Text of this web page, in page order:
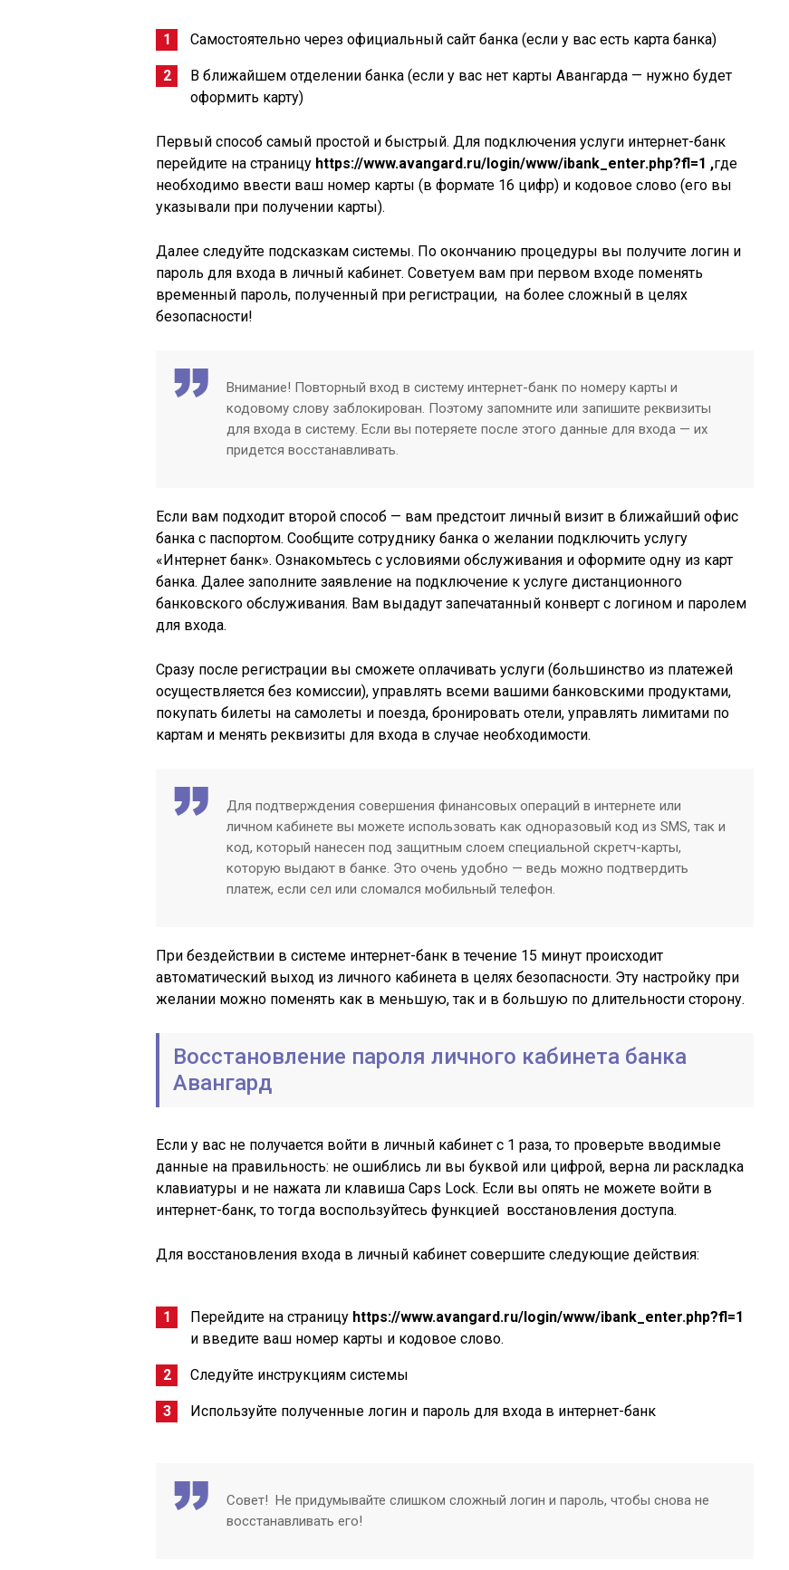
Самостоятельно через официальный сайт банка (если у вас есть карта банка)
В ближайшем отделении банка (если у вас нет карты Авангарда — нужно будет
оформить карту)
Первый способ самый простой и быстрый. Для подключения услуги интернет-банк
перейдите на страницу https://www.avangard.ru/login/www/ibank_enter.php?fl=1 ,где
необходимо ввести ваш номер карты (в формате 16 цифр) и кодовое слово (его вы
указывали при получении карты).
Далее следуйте подсказкам системы. По окончанию процедуры вы получите логин и
пароль для входа в личный кабинет. Советуем вам при первом входе поменять
временный пароль, полученный при регистрации, на более сложный в целях
безопасности!
Внимание! Повторный вход в систему интернет-банк по номеру карты и
кодовому слову заблокирован. Поэтому запомните или запишите реквизиты
для входа в систему. Если вы потеряете после этого данные для входа — их
придется восстанавливать.
Если вам подходит второй способ — вам предстоит личный визит в ближайший офис
банка с паспортом. Сообщите сотруднику банка о желании подключить услугу
«Интернет банк». Ознакомьтесь с условиями обслуживания и оформите одну из карт
банка. Далее заполните заявление на подключение к услуге дистанционного
банковского обслуживания. Вам выдадут запечатанный конверт с логином и паролем
для входа.
Сразу после регистрации вы сможете оплачивать услуги (большинство из платежей
осуществляется без комиссии), управлять всеми вашими банковскими продуктами,
покупать билеты на самолеты и поезда, бронировать отели, управлять лимитами по
картам и менять реквизиты для входа в случае необходимости.
Для подтверждения совершения финансовых операций в интернете или
личном кабинете вы можете использовать как одноразовый код из SMS, так и
код, который нанесен под защитным слоем специальной скретч-карты,
которую выдают в банке. Это очень удобно — ведь можно подтвердить
платеж, если сел или сломался мобильный телефон.
При бездействии в системе интернет-банк в течение 15 минут происходит
автоматический выход из личного кабинета в целях безопасности. Эту настройку при
желании можно поменять как в меньшую, так и в большую по длительности сторону.
Восстановление пароля личного кабинета банка
Авангард
Если у вас не получается войти в личный кабинет с 1 раза, то проверьте вводимые
данные на правильность: не ошиблись ли вы буквой или цифрой, верна ли раскладка
клавиатуры и не нажата ли клавиша Caps Lock. Если вы опять не можете войти в
интернет-банк, то тогда воспользуйтесь функцией восстановления доступа.
Для восстановления входа в личный кабинет совершите следующие действия:
Перейдите на страницу https://www.avangard.ru/login/www/ibank_enter.php?fl=1
и введите ваш номер карты и кодовое слово.
Следуйте инструкциям системы
Используйте полученные логин и пароль для входа в интернет-банк
Совет! Не придумывайте слишком сложный логин и пароль, чтобы снова не
восстанавливать его!